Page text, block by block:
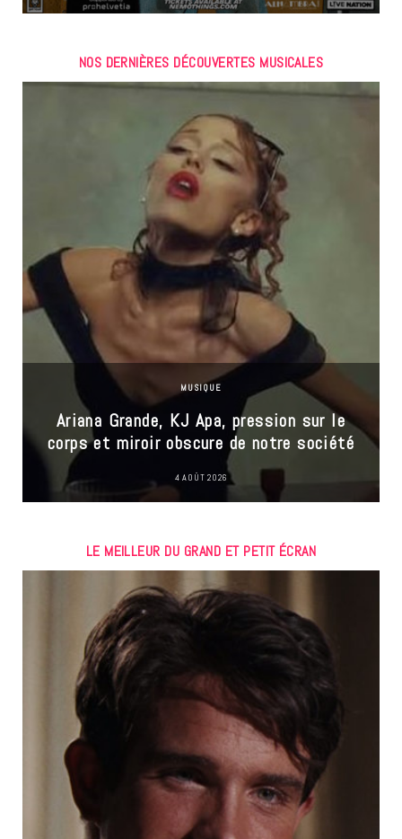
NOS DERNIÈRES DÉCOUVERTES MUSICALES
MUSIQUE
Ariana Grande, KJ Apa, pression sur le
corps et miroir obscure de notre société
4 AOÛT 2026
LE MEILLEUR DU GRAND ET PETIT ÉCRAN